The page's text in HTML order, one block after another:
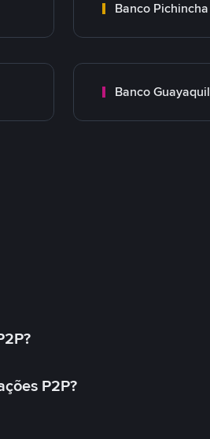
Banco Pichincha
Banco Guayaquil
P2P?